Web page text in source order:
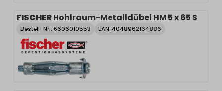
FISCHERHohlraum-Metalldübel HM 5 x 65 S
Bestell-Nr.: 6606010553 EAN: 4048962164886